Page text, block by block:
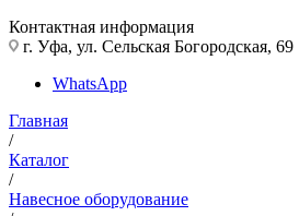
Контактная информация
г. Уфа, ул. Сельская Богородская, 69
WhatsApp
Главная
/
Каталог
/
Навесное оборудование